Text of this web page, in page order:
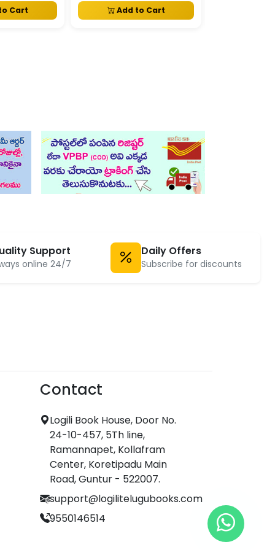
Cart Add to Cart
Support
online 24/7
Daily Offers
Subscribe for discounts
Contact
Logili Book House, Door No.
24-10-457, 5Th line,
Ramannapet, Kollafram
Center, Koretipadu Main
Road, Guntur - 522007.
support@logilitelugubooks.com
9550146514